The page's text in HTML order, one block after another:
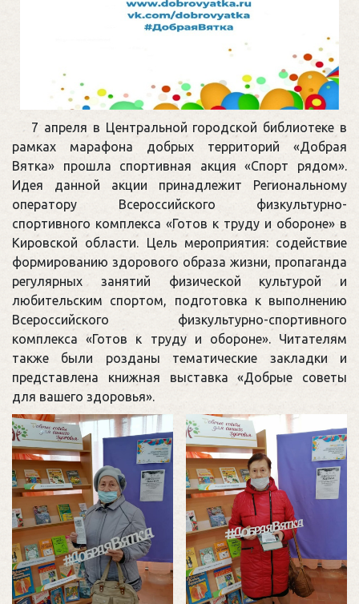
7 апреля в Центральной городской библиотеке в
рамках марафона добрых территорий «Добрая
Вятка» прошла спортивная акция «Спорт рядом».
Идея данной акции принадлежит Региональному
оператору Всероссийского физкультурно-
спортивного комплекса «Готов к труду и обороне» в
Кировской области. Цель мероприятия: содействие
формированию здорового образа жизни, пропаганда
регулярных занятий физической культурой и
любительским спортом, подготовка к выполнению
Всероссийского физкультурно-спортивного
комплекса «Готов к труду и обороне». Читателям
также были розданы тематические закладки и
представлена книжная выставка «Добрые советы
для вашего здоровья».